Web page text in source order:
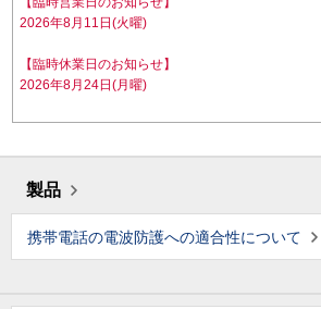
2026年8月11日(火曜)
【臨時休業日のお知らせ】
2026年8月24日(月曜)
製品
携帯電話の電波防護への適合性について